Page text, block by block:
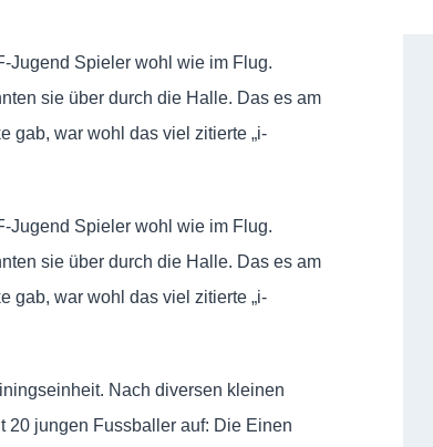
Jugend Spieler wohl wie im Flug.
sie über durch die Halle. Das es am
gab, war wohl das viel zitierte „i-
Jugend Spieler wohl wie im Flug.
sie über durch die Halle. Das es am
gab, war wohl das viel zitierte „i-
Nach diversen kleinen
20 jungen Fussballer auf: Die Einen